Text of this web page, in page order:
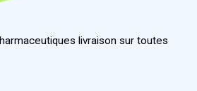
livraison sur toutes